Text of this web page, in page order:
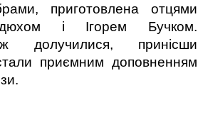
приготовлена отцями
і Ігорем Бучком.
долучилися, принісши
приємним доповненням